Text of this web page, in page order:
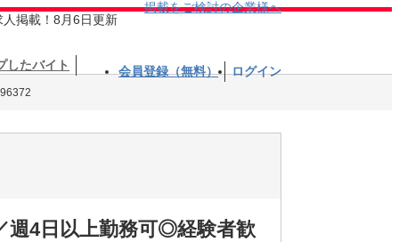
人掲載！8月6日更新
掲載をご検討の企業様へ
したバイト 会員登録（無料） ログイン
週4日以上勤務可◎経験者歓